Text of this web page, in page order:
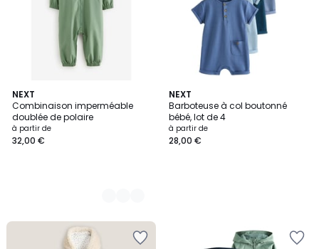
NEXT
Combinaison imperméable
doublée de polaire
à partir de
32,00 €
12
Couleurs
NEXT
Barboteuse à col boutonné
bébé, lot de 4
à partir de
28,00 €